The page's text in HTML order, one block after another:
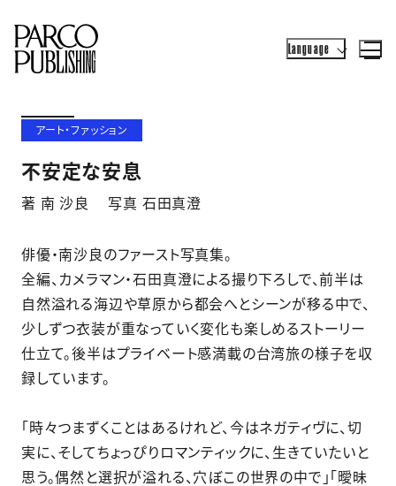
Language
アート・ファッション
不安定な安息
著 南 沙良 写真 石田真澄
俳優・南沙良のファースト写真集。
全編、カメラマン・石田真澄による撮り下ろしで、前半は
自然溢れる海辺や草原から都会へとシーンが移る中で、
少しずつ衣装が重なっていく変化も楽しめるストーリー
仕立て。後半はプライベート感満載の台湾旅の様子を収
録しています。
「時々つまずくことはあるけれど、今はネガティヴに、切
実に、そしてちょっぴりロマンティックに、生きていたいと
思う。偶然と選択が溢れる、穴ぼこの世界の中で」「曖昧